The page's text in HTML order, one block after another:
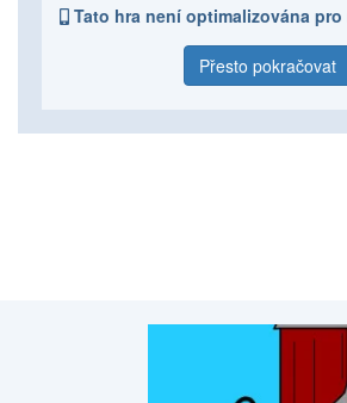
Tato hra není optimalizována
Přesto pokračovat